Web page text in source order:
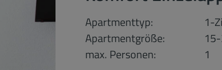
Apartmenttyp:
1-
Apartmentgröße:
max. Personen: 1